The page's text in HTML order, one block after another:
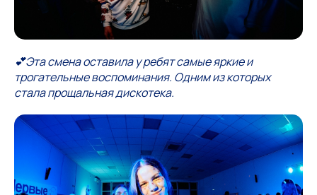
💕Эта смена оставила у ребят самые яркие и
трогательные воспоминания. Одним из которых
стала прощальная дискотека.